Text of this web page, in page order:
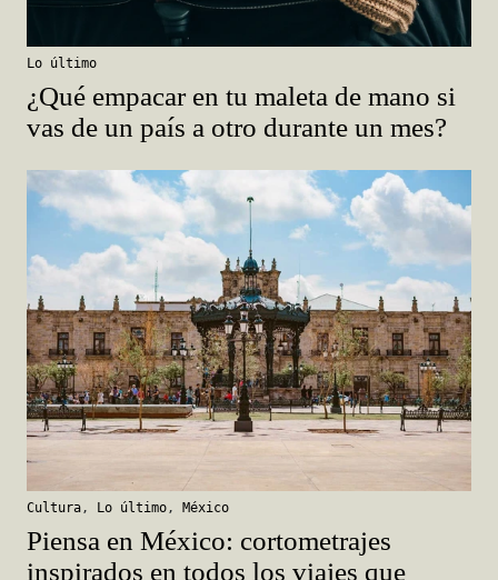
Lo último
¿Qué empacar en tu maleta de mano si
vas de un país a otro durante un mes?
Cultura , Lo último , México
Piensa en México: cortometrajes
inspirados en todos los viajes que